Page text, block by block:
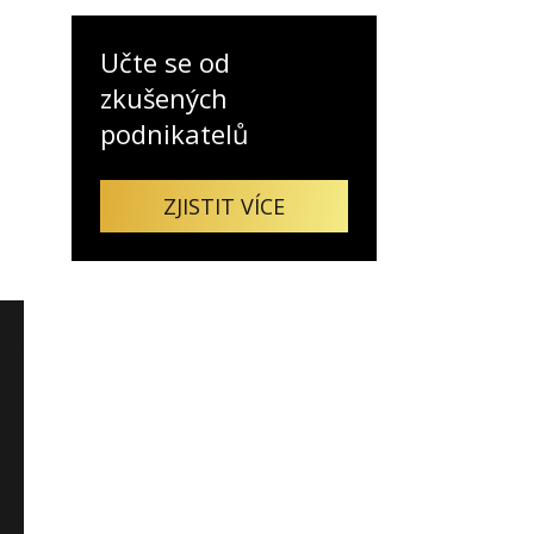
Já v médiích
Učte se od
zkušených
podnikatelů
ZJISTIT VÍCE